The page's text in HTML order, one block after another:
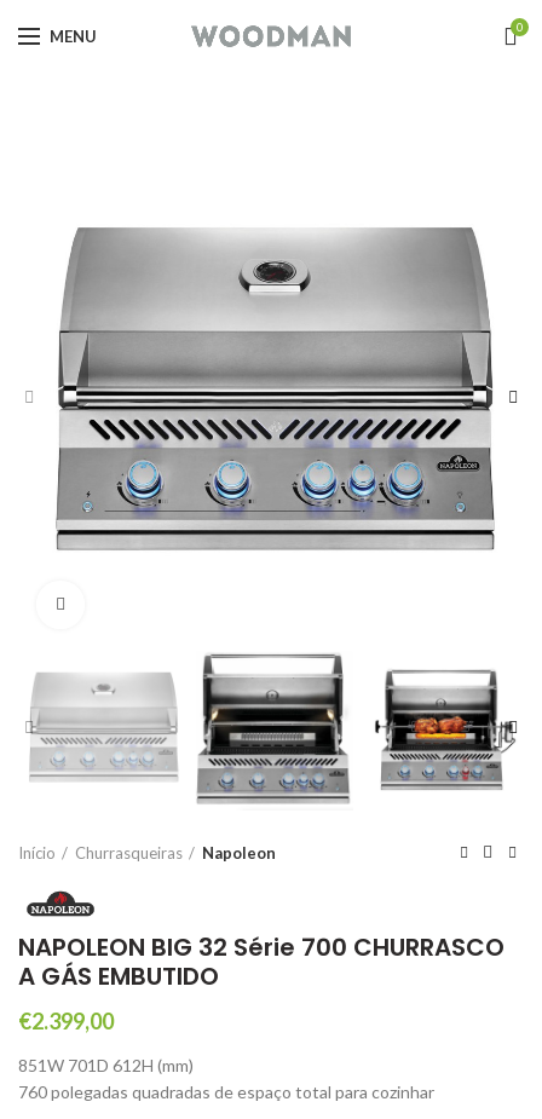
MENU 0
Início Churrasqueiras Napoleon
NAPOLEON BIG 32 Série 700 CHURRASCO
A GÁS EMBUTIDO
€2.399,00
851W 701D 612H (mm)
760 polegadas quadradas de espaço total para cozinhar